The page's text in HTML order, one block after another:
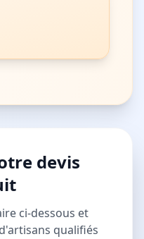
devis
ci-dessous et
qualifiés